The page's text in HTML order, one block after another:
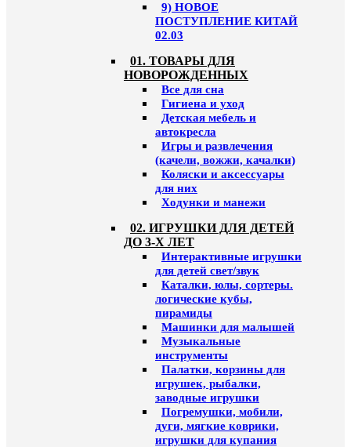
9) НОВОЕ
ПОСТУПЛЕНИЕ КИТАЙ
02.03
01. ТОВАРЫ ДЛЯ
НОВОРОЖДЕННЫХ
Все для сна
Гигиена и уход
Детская мебель и
автокресла
Игры и развлечения
(качели, вожжи, качалки)
Коляски и аксессуары
для них
Ходунки и манежи
02. ИГРУШКИ ДЛЯ ДЕТЕЙ
ДО 3-Х ЛЕТ
Интерактивные игрушки
для детей свет/звук
Каталки, юлы, сортеры.
логические кубы,
пирамиды
Машинки для малышей
Музыкальные
инструменты
Палатки, корзины для
игрушек, рыбалки,
заводные игрушки
Погремушки, мобили,
дуги, мягкие коврики,
игрушки для купания